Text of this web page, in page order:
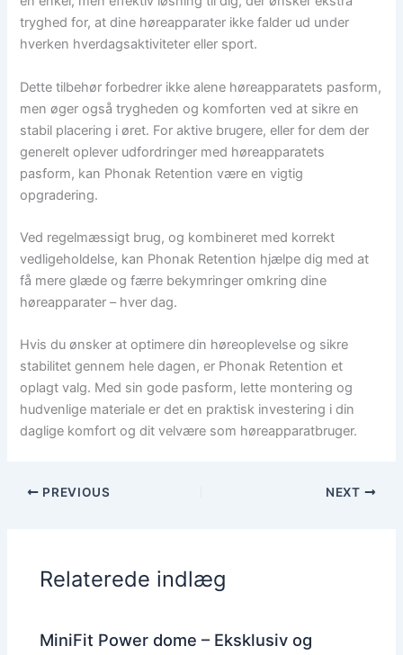
tryghed for, at dine høreapparater ikke falder ud under
hverken hverdagsaktiviteter eller sport.
Dette tilbehør forbedrer ikke alene høreapparatets pasform,
men øger også trygheden og komforten ved at sikre en
stabil placering i øret. For aktive brugere, eller for dem der
generelt oplever udfordringer med høreapparatets
pasform, kan Phonak Retention være en vigtig
opgradering.
Ved regelmæssigt brug, og kombineret med korrekt
vedligeholdelse, kan Phonak Retention hjælpe dig med at
få mere glæde og færre bekymringer omkring dine
høreapparater – hver dag.
Hvis du ønsker at optimere din høreoplevelse og sikre
stabilitet gennem hele dagen, er Phonak Retention et
oplagt valg. Med sin gode pasform, lette montering og
hudvenlige materiale er det en praktisk investering i din
daglige komfort og dit velvære som høreapparatbruger.
PREVIOUS NEXT
Relaterede indlæg
MiniFit Power dome – Eksklusiv og